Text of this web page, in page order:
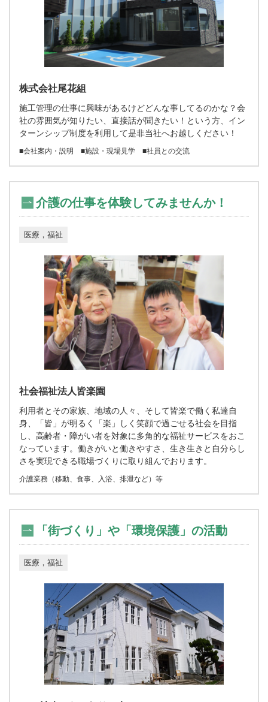
株式会社尾花組
施工管理の仕事に興味があるけどどんな事してるのかな？会
社の雰囲気が知りたい、直接話が聞きたい！という方、イン
ターンシップ制度を利用して是非当社へお越しください！
■会社案内・説明 ■施設・現場見学 ■社員との交流
介護の仕事を体験してみませんか！
医療，福祉
社会福祉法人皆楽園
利用者とその家族、地域の人々、そして皆楽で働く私達自
身、「皆」が明るく「楽」しく笑顔で過ごせる社会を目指
し、高齢者・障がい者を対象に多角的な福祉サービスをおこ
なっています。働きがいと働きやすさ、生き生きと自分らし
さを実現できる職場づくりに取り組んでおります。
介護業務（移動、食事、入浴、排泄など）等
「街づくり」や「環境保護」の活動
医療，福祉